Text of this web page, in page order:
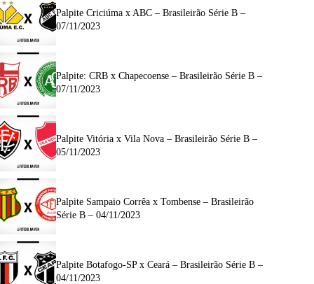
Palpite Criciúma x ABC – Brasileirão Série B –
07/11/2023
Palpite: CRB x Chapecoense – Brasileirão Série B –
07/11/2023
Palpite Vitória x Vila Nova – Brasileirão Série B –
05/11/2023
Palpite Sampaio Corrêa x Tombense – Brasileirão
Série B – 04/11/2023
Palpite Botafogo-SP x Ceará – Brasileirão Série B –
04/11/2023